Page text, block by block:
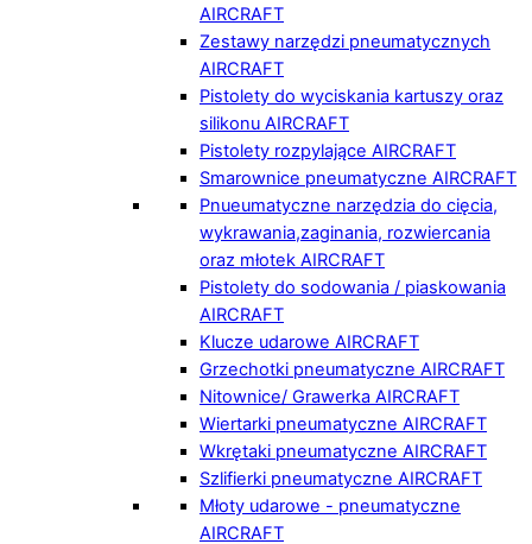
AIRCRAFT
Zestawy narzędzi pneumatycznych
AIRCRAFT
Pistolety do wyciskania kartuszy oraz
silikonu AIRCRAFT
Pistolety rozpylające AIRCRAFT
Smarownice pneumatyczne AIRCRAFT
Pnueumatyczne narzędzia do cięcia,
wykrawania,zaginania, rozwiercania
oraz młotek AIRCRAFT
Pistolety do sodowania / piaskowania
AIRCRAFT
Klucze udarowe AIRCRAFT
Grzechotki pneumatyczne AIRCRAFT
Nitownice/ Grawerka AIRCRAFT
Wiertarki pneumatyczne AIRCRAFT
Wkrętaki pneumatyczne AIRCRAFT
Szlifierki pneumatyczne AIRCRAFT
Młoty udarowe - pneumatyczne
AIRCRAFT